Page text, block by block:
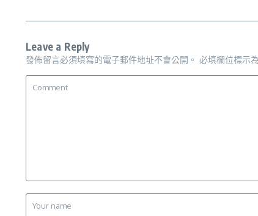
Leave a Reply
發佈留言必須填寫的電子郵件地址不會公開。 必填欄位標示為